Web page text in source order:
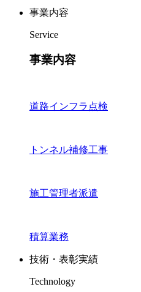
事業内容
Service
事業内容
道路インフラ点検
トンネル補修工事
施工管理者派遣
積算業務
技術・表彰実績
Technology